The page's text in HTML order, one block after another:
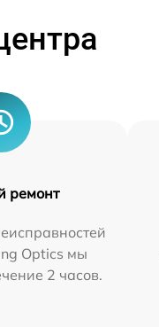
ремонт
Optics мы
2 часов.